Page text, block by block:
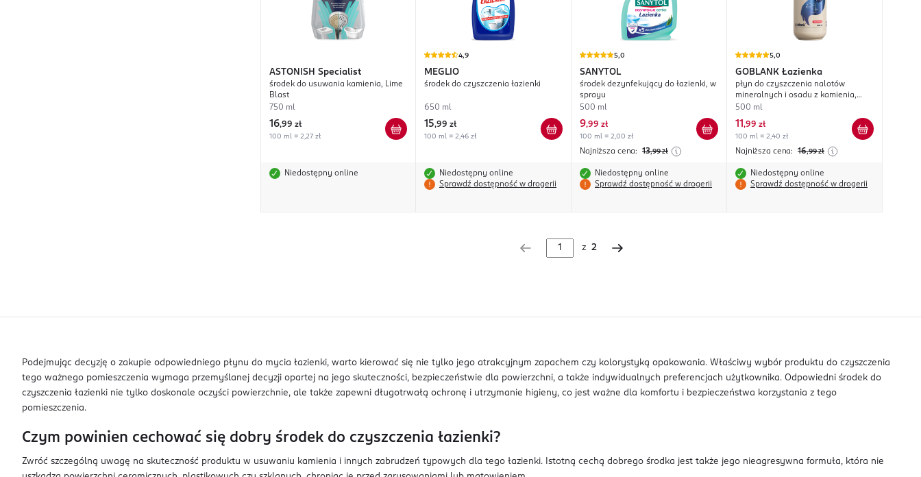
ASTONISH Specialist
środek do usuwania kamienia, Lime
Blast
750 ml
16,99 zł
100 ml = 2,27 zł
Niedostępny online
4,9
MEGLIO
środek do czyszczenia łazienki
650 ml
15,99 zł
100 ml = 2,46 zł
Niedostępny online
Sprawdź dostępność w drogerii
5,0
SANYTOL
środek dezynfekujący do łazienki, w
sprayu
500 ml
9,99 zł
100 ml = 2,00 zł
Najniższa cena: 13,99 zł
Niedostępny online
Sprawdź dostępność w drogerii
5,0
GOBLANK Łazienka
płyn do czyszczenia nalotów
mineralnych i osadu z kamienia,
Grejpfrut
500 ml
11 ,99 zł
100 ml = 2,40 zł
Najniższa cena: 16,99 zł
Niedostępny online
Sprawdź dostępność w drogerii
z 2
Podejmując decyzję o zakupie odpowiedniego płynu do mycia łazienki, warto kierować się nie tylko jego atrakcyjnym zapachem czy kolorystyką opakowania. Właściwy wybór produktu do czyszczenia
tego ważnego pomieszczenia wymaga przemyślanej decyzji opartej na jego skuteczności, bezpieczeństwie dla powierzchni, a także indywidualnych preferencjach użytkownika. Odpowiedni środek do
czyszczenia łazienki nie tylko doskonale oczyści powierzchnie, ale także zapewni długotrwałą ochronę i utrzymanie higieny, co jest ważne dla komfortu i bezpieczeństwa korzystania z tego
pomieszczenia.
Czym powinien cechować się dobry środek do czyszczenia łazienki?
Zwróć szczególną uwagę na skuteczność produktu w usuwaniu kamienia i innych zabrudzeń typowych dla tego łazienki. Istotną cechą dobrego środka jest także jego nieagresywna formuła, która nie